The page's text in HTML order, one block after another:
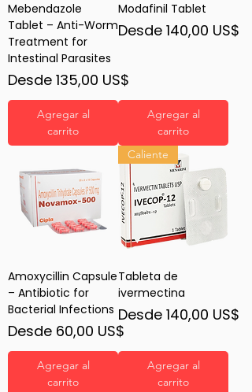
Mebendazole
Tablet – Anti-Worm
Treatment for
Intestinal Parasites
Desde 135,00 US$
Precio de oferta
Agregar al
carrito
Modafinil Tablet
Desde 140,00 US$
Precio de oferta
Agregar al
carrito
Amoxycillin Capsule
– Antibiotic for
Bacterial Infections
Desde 60,00 US$
Precio de oferta
Agregar al
carrito
Caliente
Tableta de
ivermectina
Desde 140,00 US$
Precio de oferta
Agregar al
carrito